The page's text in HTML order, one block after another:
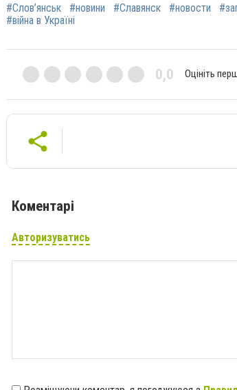
#Слов’янськ #новини #Славянск #новости
#війна в Україні
0,0 Оцініть
Коментарі
Авторизуватись